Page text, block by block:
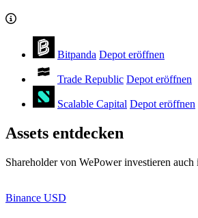
Bitpanda Depot eröffnen
Trade Republic Depot eröffnen
Scalable Capital Depot eröffnen
Assets entdecken
Shareholder von WePower investieren auch
Binance USD